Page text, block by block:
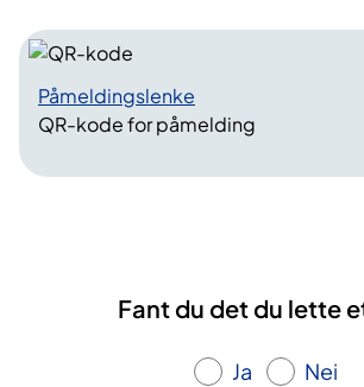
Påmeldingslenke
QR-kode for påmelding
Fant du det du lette
Ja Nei